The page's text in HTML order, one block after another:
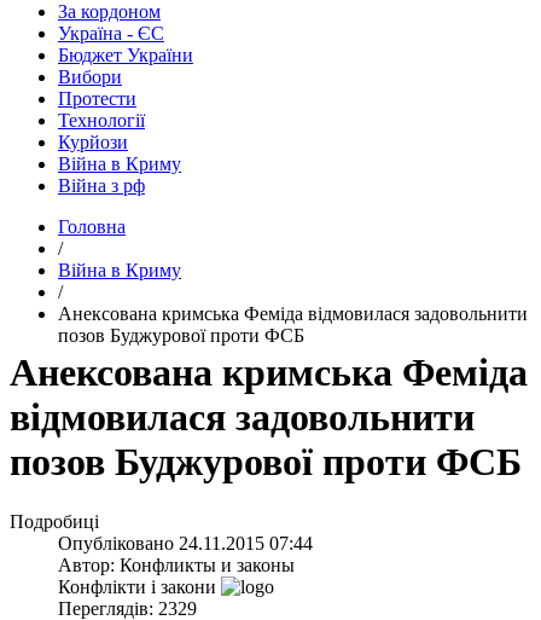
За кордоном
Україна - ЄС
Бюджет України
Вибори
Протести
Технології
Курйози
Війна в Криму
Війна з рф
Головна
/
Війна в Криму
/
Анексована кримська Феміда відмовилася задовольнити
позов Буджурової проти ФСБ
Анексована кримська Феміда
відмовилася задовольнити
позов Буджурової проти ФСБ
Подробиці
Опубліковано 24.11.2015 07:44
Автор: Конфликты и законы
Конфлікти і закони
Переглядів: 2329